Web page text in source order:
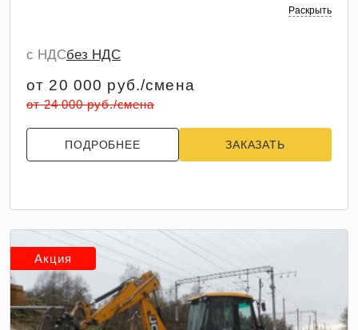
Раскрыть
с НДСбез НДС
от 20 000 руб./смена
от 24 000 руб./смена
ПОДРОБНЕЕ ЗАКАЗАТЬ
Акция